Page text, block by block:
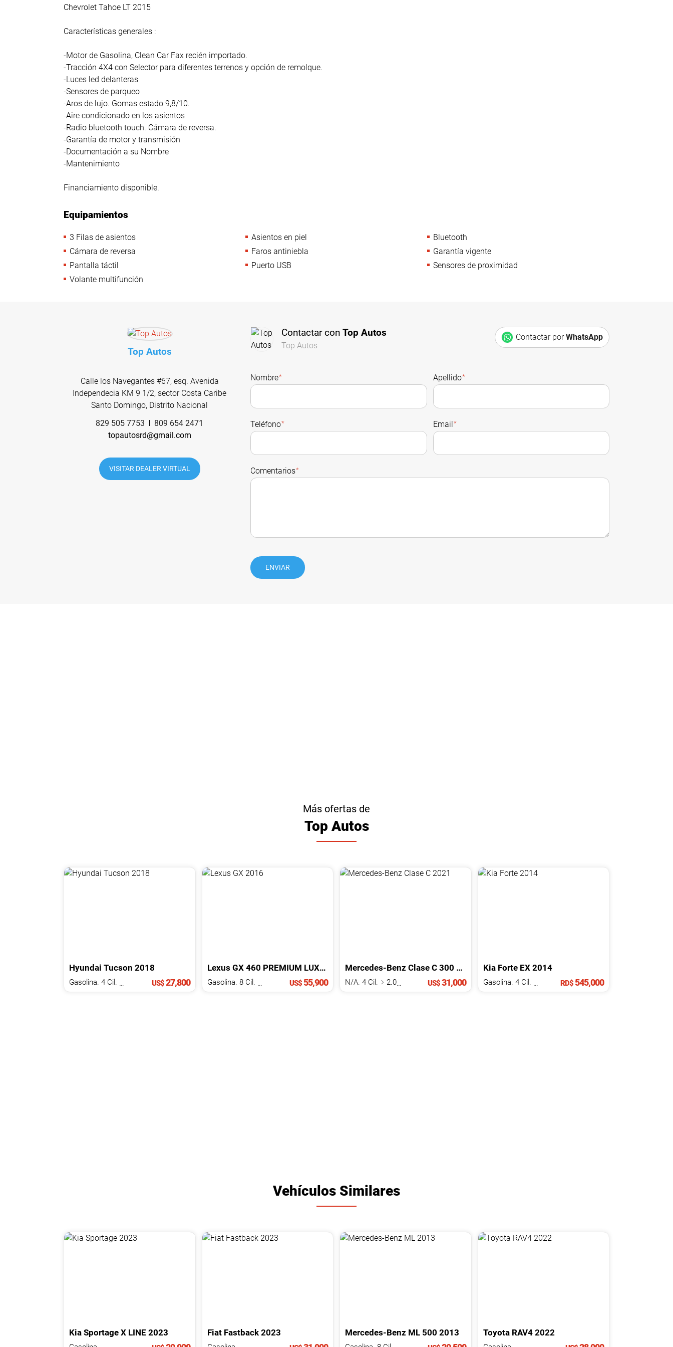
Chevrolet Tahoe LT 2015
Características generales :
-Motor de Gasolina, Clean Car Fax recién importado.
-Tracción 4X4 con Selector para diferentes terrenos y opción de remolque.
-Luces led delanteras
-Sensores de parqueo
-Aros de lujo. Gomas estado 9,8/10.
-Aire condicionado en los asientos
-Radio bluetooth touch. Cámara de reversa.
-Garantía de motor y transmisión
-Documentación a su Nombre
-Mantenimiento
Financiamiento disponible.
Equipamientos
3 Filas de asientos Asientos en piel
Bluetooth
Cámara de reversa
Faros antiniebla
Garantía vigente
Pantalla táctil
Puerto USB
Sensores de proximidad
Volante multifunción
Top Autos
Calle los Navegantes #67, esq. Avenida
Independecia KM 9 1/2, sector Costa Caribe
Santo Domingo, Distrito Nacional
829 505 7753
809 654 2471
topautosrd@gmail.com
VISITAR DEALER VIRTUAL
Contactar conTop Autos
Top Autos
Contactar porWhatsApp
Nombre* Apellido*
Teléfono* Email*
Comentarios*
ENVIAR
Más ofertas de
Top Autos
Hyundai Tucson 2018
US$27,800
Lexus GX 460 PREMIUM LUXURY 2016
US$55,900
Mercedes-Benz Clase C 300 AMG SPORT PACKAGE 2021
N/A. 4 Cil. 2.0 L US$31,000
Kia Forte EX 2014
RD$545,000
Vehículos Similares
Kia Sportage X LINE 2023 Fiat Fastback 2023 Mercedes-Benz ML 500 2013 Toyota RAV4 2022